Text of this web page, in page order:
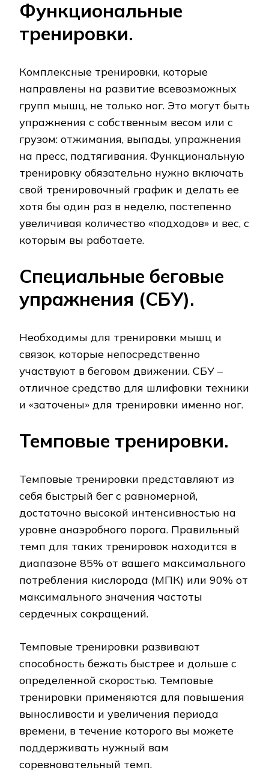
Функциональные
тренировки.
Комплексные тренировки, которые
направлены на развитие всевозможных
групп мышц, не только ног. Это могут быть
упражнения с собственным весом или с
грузом: отжимания, выпады, упражнения
на пресс, подтягивания. Функциональную
тренировку обязательно нужно включать
свой тренировочный график и делать ее
хотя бы один раз в неделю, постепенно
увеличивая количество «подходов» и вес, с
которым вы работаете.
Специальные беговые
упражнения (СБУ).
Необходимы для тренировки мышц и
связок, которые непосредственно
участвуют в беговом движении. СБУ –
отличное средство для шлифовки техники
и «заточены» для тренировки именно ног.
Темповые тренировки.
Темповые тренировки представляют из
себя быстрый бег с равномерной,
достаточно высокой интенсивностью на
уровне анаэробного порога. Правильный
темп для таких тренировок находится в
диапазоне 85% от вашего максимального
потребления кислорода (МПК) или 90% от
максимального значения частоты
сердечных сокращений.
Темповые тренировки развивают
способность бежать быстрее и дольше с
определенной скоростью. Темповые
тренировки применяются для повышения
выносливости и увеличения периода
времени, в течение которого вы можете
поддерживать нужный вам
соревновательный темп.